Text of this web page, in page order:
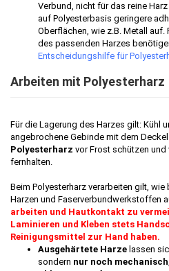
Verbund, nicht für das reine
auf Polyesterbasis geringere
Oberflächen, wie z.B. Metall auf.
des passenden Harzes
Entscheidungshilfe für
Arbeiten mit Polyesterharz
Für die Lagerung des Harzes gilt: Kühl
angebrochene Gebinde mit dem
Polyesterharz vor Frost schützen und
fernhalten.
Beim Polyesterharz verarbeiten gilt, wie
Harzen und Faserverbundwerkstoffen
arbeiten und Hautkontakt zu
Laminieren und Kleben stets
Reinigungsmittel zur Hand haben.
Ausgehärtete Harze lassen
sondern nur noch mechanisch